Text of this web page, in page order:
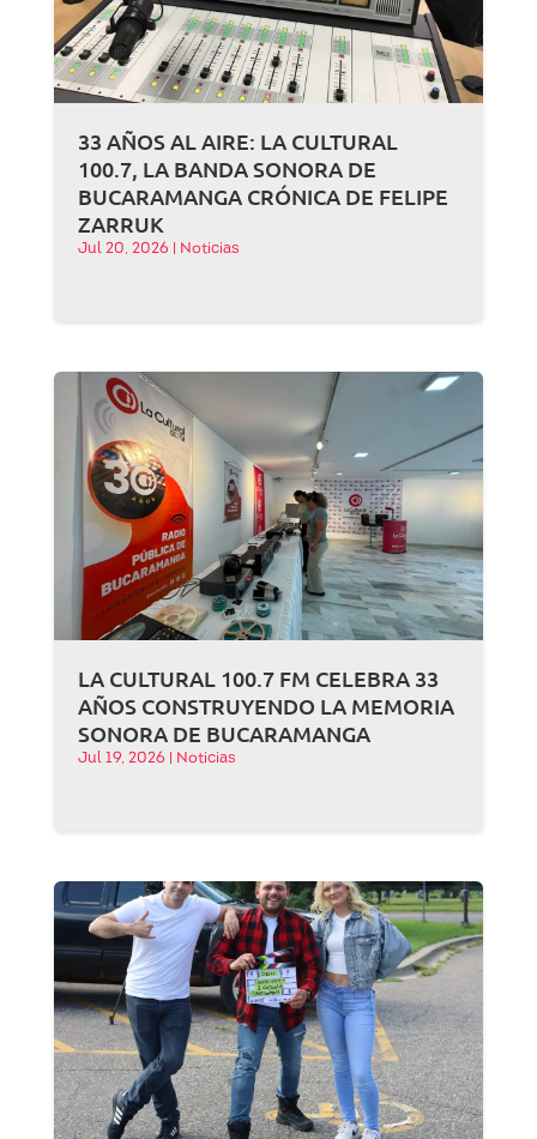
33 AÑOS AL AIRE: LA CULTURAL
100.7, LA BANDA SONORA DE
BUCARAMANGA CRÓNICA DE FELIPE
ZARRUK
Jul 20, 2026 Noticias
LA CULTURAL 100.7 FM CELEBRA 33
AÑOS CONSTRUYENDO LA MEMORIA
SONORA DE BUCARAMANGA
Jul 19, 2026 Noticias